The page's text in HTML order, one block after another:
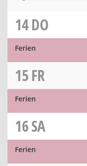
14DO
Ferien
15FR
Ferien
16SA
Ferien